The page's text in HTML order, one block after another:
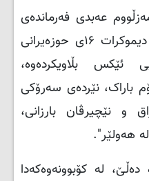
عەبدی فەرماندەی
گشتیی هێزەکانی سووریای دیموکرات ۱۶ی حوزەیرانی
ئێکس بڵاویکردەوە،
باراک، نێردەی سەرۆکی
و نێچیرڤان بارزانی،
هەولێر".
لە کۆبوونەوەکەدا